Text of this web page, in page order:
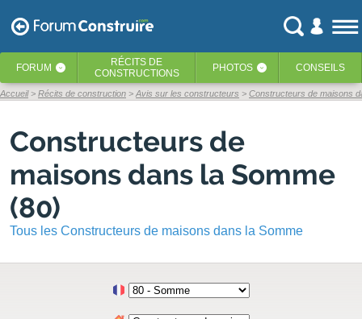
FORUM ‹ RÉCITS DE
CONSTRUCTIONS
PHOTOS ‹ CONSEILS
Accueil Récits de construction Avis sur les constructeurs Constructeurs de maisons
Constructeurs de
maisons dans la Somme
(80)
Tous les Constructeurs de maisons dans la Somme